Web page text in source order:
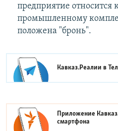
предприятие относится
промышленному
положена "бронь".
Кавказ.Реалии в
Приложение
смартфона